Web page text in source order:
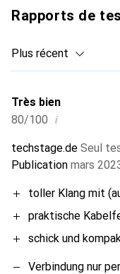
Rapports de
Plus récent
Très bien
80/100 i
techstage.de Seul
Publication mars
toller Klang mit
praktische
schick und
Verbindung nur